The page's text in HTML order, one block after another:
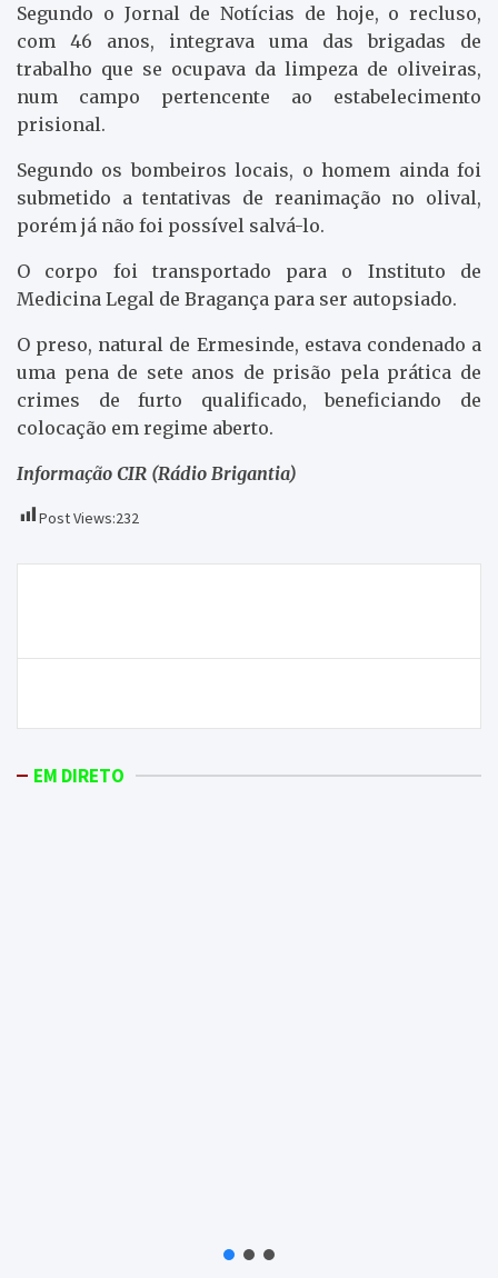
Segundo o Jornal de Notícias de hoje, o recluso,
com 46 anos, integrava uma das brigadas de
trabalho que se ocupava da limpeza de oliveiras,
num campo pertencente ao estabelecimento
prisional.
Segundo os bombeiros locais, o homem ainda foi
submetido a tentativas de reanimação no olival,
porém já não foi possível salvá-lo.
O corpo foi transportado para o Instituto de
Medicina Legal de Bragança para ser autopsiado.
O preso, natural de Ermesinde, estava condenado a
uma pena de sete anos de prisão pela prática de
crimes de furto qualificado, beneficiando de
colocação em regime aberto.
Informação CIR (Rádio Brigantia)
Post Views:232
artigos
EM DIRETO